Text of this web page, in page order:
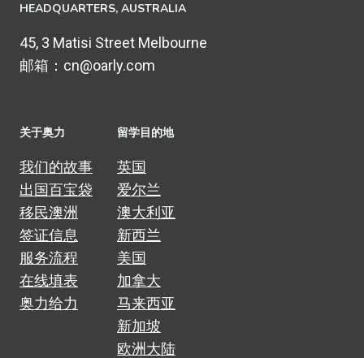
HEADQUARTERS​, AUSTRALIA
45, 3 Matisi Street Melbourne
邮箱：cn@oarly.com
关于奥力
我们的故事
出国百宝袋
移民澳洲
签证信息
服务流程
在线填表
奥力给力
留学目的地
英国
爱尔兰
澳大利亚
新西兰
美国
加拿大
马来西亚
新加坡
欧洲大陆